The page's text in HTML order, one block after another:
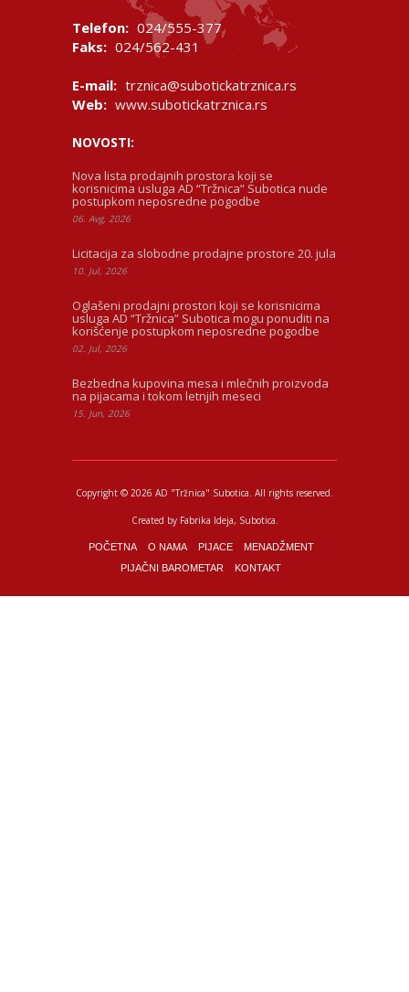
Telefon: 024/555-377
Faks: 024/562-431
E-mail: trznica@subotickatrznica.rs
Web: www.subotickatrznica.rs
NOVOSTI:
Nova lista prodajnih prostora koji se
korisnicima usluga AD “Tržnica” Subotica nude
postupkom neposredne pogodbe
06. Avg, 2026
Licitacija za slobodne prodajne prostore 20. jula
10. Jul, 2026
Oglašeni prodajni prostori koji se korisnicima
usluga AD “Tržnica” Subotica mogu ponuditi na
korišćenje postupkom neposredne pogodbe
02. Jul, 2026
Bezbedna kupovina mesa i mlečnih proizvoda
na pijacama i tokom letnjih meseci
15. Jun, 2026
Copyright © 2026 AD "Tržnica" Subotica. All rights reserved.
Created by Fabrika Ideja, Subotica.
POČETNA O NAMA PIJACE
MENADŽMENT
PIJAČNI BAROMETAR
KONTAKT